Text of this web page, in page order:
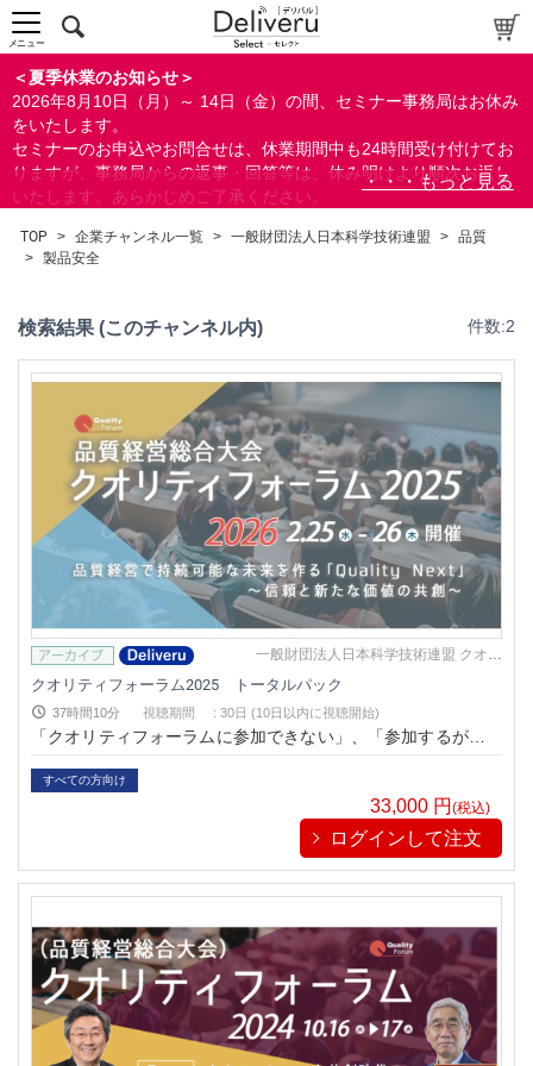
人事/労務
総務/リスクマネジメント
品質
品質管理
ソフトウェア品質
信頼性/保全性
コストマネジメント
ビジネススキル
IT
リベラル/アーツ(教養)
すべて
検索
閉じる
＜夏季休業のお知らせ＞
2026年8月10日（月）～ 14日（金）の間、セミナー事務局はお休み
をいたします。
セミナーのお申込やお問合せは、休業期間中も24時間受け付けてお
りますが、事務局からの返事・回答等は、休み明けより順次お返し
いたします。あらかじめご了承ください。
ができます。
メニュー
TOP > 企業チャンネル一覧 > 一般財団法人日本科学技術連盟 > 品質
> 製品安全
検索結果 (このチャンネル内) 件数:2
一般財団法人日本科学技術連盟 クオリ
クオリティフォーラム2025 トータルパック
37時間10分 視聴期間 : 30日 (10日以内に視聴開始)
「クオリティフォーラムに参加できない」、「参加するが、同
じ時間に参加したい講演が重なり、すべての講演を聴講できな
い」、という人々のために、「映像アーカイブ」として講演を
有償で視聴することができるシステムです。従来、東京でしか
聴講することが出来なかったフォーラムを、いつでもどこでも
気軽にパソコンやスマートフォン上で視聴することが可能にな
ります。
すべての方向け
33,000 円 (税込)
ログインして注文